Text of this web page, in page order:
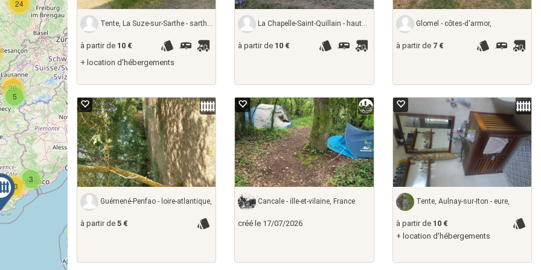
13
5
3
3
2
4
20
24
4
Tente, La Suze-sur-Sarthe - sarthe, France
à partir de 10 €
+ location d'hébergements
La Chapelle-Saint-Quillain - haute-saône,
à partir de 10 €
Glomel - côtes-d'armor,
à partir de 7 €
Guémené-Penfao - loire-atlantique,
à partir de 5 €
Cancale - ille-et-vilaine, France
créé le 17/07/2026
Tente, Aulnay-sur-Iton - eure,
à partir de 10 €
+ location d'hébergements